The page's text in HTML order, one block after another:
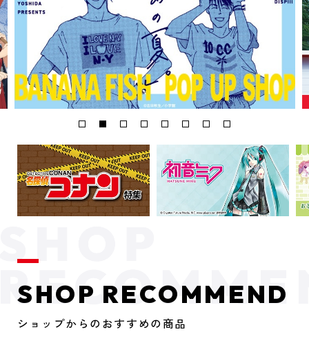
SHOP RECOMMEND
ショップからのおすすめの商品